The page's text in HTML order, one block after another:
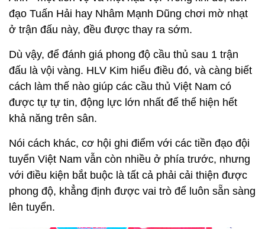
đạo Tuấn Hải hay Nhâm Mạnh Dũng chơi mờ nhạt
ở trận đấu này, đều được thay ra sớm.
Dù vậy, để đánh giá phong độ cầu thủ sau 1 trận
đấu là vội vàng. HLV Kim hiểu điều đó, và càng biết
cách làm thế nào giúp các cầu thủ Việt Nam có
được tự tự tin, động lực lớn nhất để thể hiện hết
khả năng trên sân.
Nói cách khác, cơ hội ghi điểm với các tiền đạo đội
tuyển Việt Nam vẫn còn nhiều ở phía trước, nhưng
với điều kiện bắt buộc là tất cả phải cải thiện được
phong độ, khẳng định được vai trò để luôn sẵn sàng
lên tuyển.